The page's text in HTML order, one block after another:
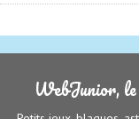
WebJunior,